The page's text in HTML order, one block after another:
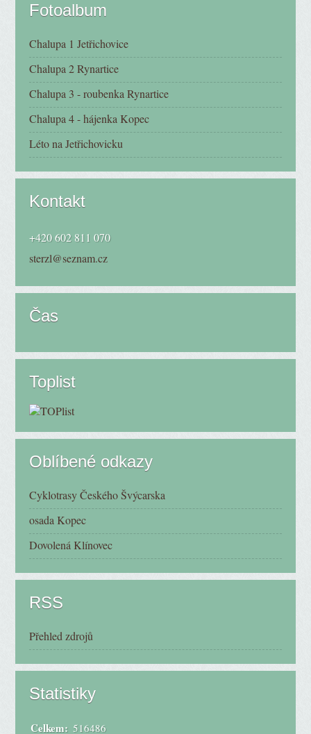
Fotoalbum
Chalupa 1 Jetřichovice
Chalupa 2 Rynartice
Chalupa 3 - roubenka Rynartice
Chalupa 4 - hájenka Kopec
Léto na Jetřichovicku
Kontakt
+420 602 811 070
sterzl@seznam.cz
Čas
Toplist
Oblíbené odkazy
Cyklotrasy Českého Švýcarska
osada Kopec
Dovolená Klínovec
RSS
Přehled zdrojů
Statistiky
Celkem: 516486